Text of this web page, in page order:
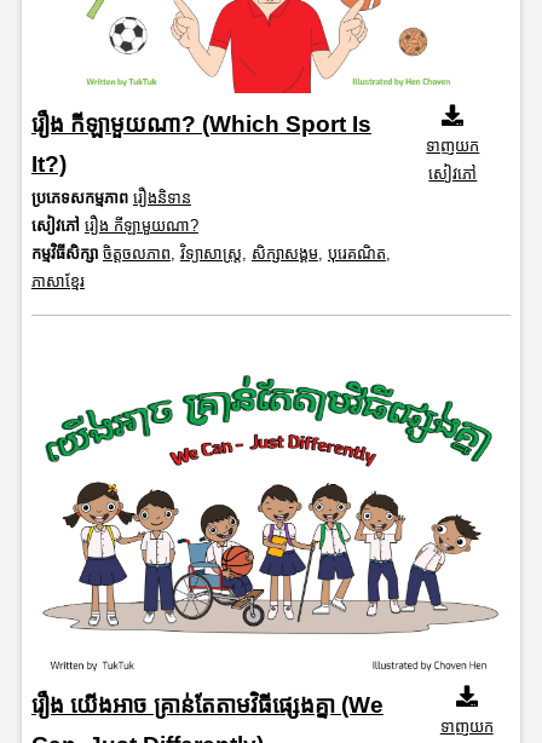
រឿ​ង​​​​​​​ កីឡាមួយណា? (Which Sport Is
It?)
ប្រភេទសកម្មភាព រឿងនិទាន
សៀវភៅ រឿង កីឡាមួយណា?
កម្មវិធីសិក្សា ចិត្តចលភាព វិទ្យាសាស្រ្ត សិក្សាសង្គម, បុរេគណិត
ភាសាខ្មែរ
ទាញយក
សៀវភៅ
រឿង យើងអាច គ្រាន់តែតាមវិធីផ្សេងគ្នា (We
ទាញយក